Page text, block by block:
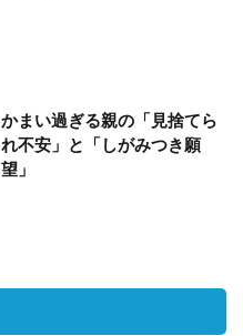
かまい過ぎる親の「見捨てら
れ不安」と「しがみつき願
望」